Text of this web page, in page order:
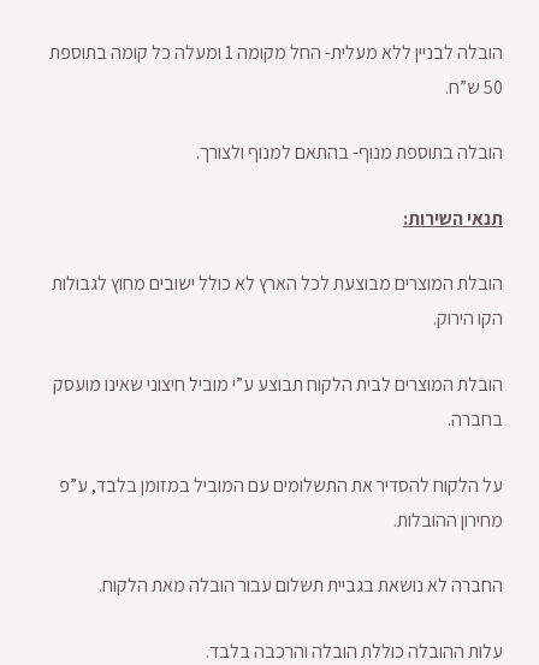
הובלה לבניין ללא מעלית- החל מקומה 1 ומעלה כל קומה בתוספת
50 ש”ח.
הובלה בתוספת מנוף- בהתאם למנוף ולצורך.
תנאי השירות:
הובלת המוצרים מבוצעת לכל הארץ לא כולל ישובים מחוץ לגבולות
הקו הירוק.
הובלת המוצרים לבית הלקוח תבוצע ע”י מוביל חיצוני שאינו מועסק
בחברה.
על הלקוח להסדיר את התשלומים עם המוביל במזומן בלבד, ע”פ
מחירון ההובלות.
החברה לא נושאת בגביית תשלום עבור הובלה מאת הלקוח.
עלות ההובלה כוללת הובלה והרכבה בלבד.